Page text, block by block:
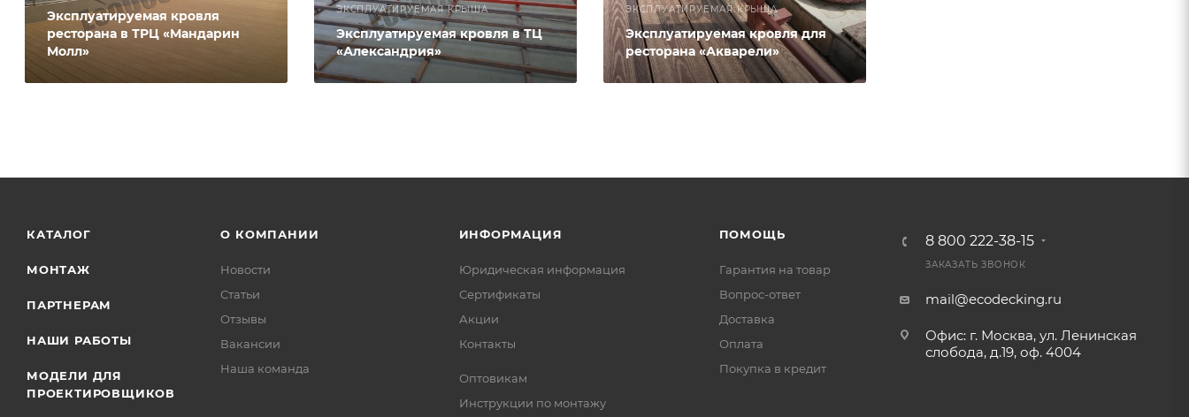
Эксплуатируемая кровля
ресторана в ТРЦ «Мандарин
Молл»
ЭКСПЛУАТИРУЕМАЯ КРЫША
Эксплуатируемая кровля в ТЦ
«Александрия»
ЭКСПЛУАТИРУЕМАЯ КРЫША
Эксплуатируемая кровля для
ресторана «Акварели»
КАТАЛОГ
МОНТАЖ
ПАРТНЕРАМ
НАШИ РАБОТЫ
МОДЕЛИ ДЛЯ
ПРОЕКТИРОВЩИКОВ
О КОМПАНИИ
Новости
Статьи
Отзывы
Вакансии
Наша команда
ИНФОРМАЦИЯ
Юридическая информация
Сертификаты
Акции
Контакты
Оптовикам
Инструкции по монтажу
ПОМОЩЬ
Гарантия на товар
Вопрос-ответ
Доставка
Оплата
Покупка в кредит
8 800 222-38-15
ЗАКАЗАТЬ ЗВОНОК
mail@ecodecking.ru
Офис: г. Москва, ул. Ленинская
слобода, д.19, оф. 4004